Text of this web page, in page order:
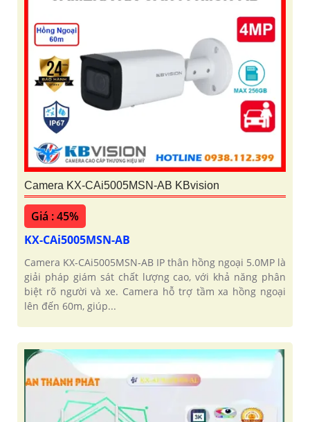
Camera KX-CAi5005MSN-AB KBvision
Giá : 45%
KX-CAi5005MSN-AB
Camera KX-CAi5005MSN-AB IP thân hồng ngoại 5.0MP là
giải pháp giám sát chất lượng cao, với khả năng phân
biệt rõ người và xe. Camera hỗ trợ tầm xa hồng ngoại
lên đến 60m, giúp...